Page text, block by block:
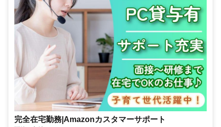
完全在宅勤務|Amazonカスタマーサポート